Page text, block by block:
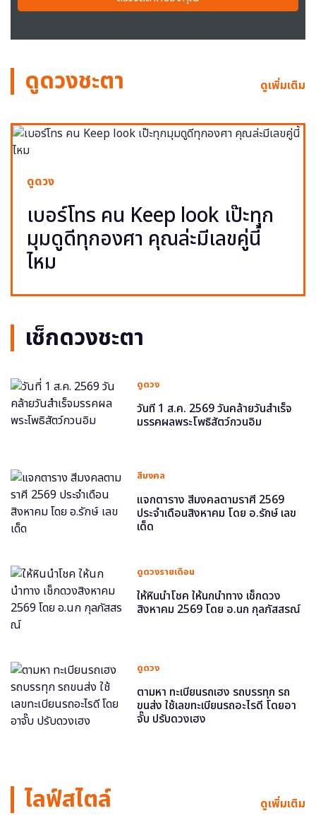
ดูดวงชะตา ดูเพิ่มเติม
ดูดวง
เบอร์โทร คน Keep look เป๊ะทุก
มุมดูดีทุกองศา คุณล่ะมีเลขคู่นี้
ไหม
เช็กดวงชะตา
ดูดวง
วันที่ 1 ส.ค. 2569 วันคล้ายวันสำเร็จ
มรรคผลพระโพธิสัตว์กวนอิม
สีมงคล
แจกตาราง สีมงคลตามราศี 2569
ประจำเดือนสิงหาคม โดย อ.รักษ์ เลข
เด็ด
ดูดวงรายเดือน
ให้หินนำโชค ให้นกนำทาง เช็กดวง
สิงหาคม 2569 โดย อ.นก กุลภัสสรณ์
ดูดวง
ตามหา ทะเบียนรถเฮง รถบรรทุก รถ
ขนส่ง ใช้เลขทะเบียนรถอะไรดี โดยอา
จั๊บ ปรับดวงเฮง
ไลฟ์สไตล์ ดูเพิ่มเติม